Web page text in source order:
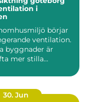
i
börjar
ventilation.
byggnader är
mer stilla...
30. Jun